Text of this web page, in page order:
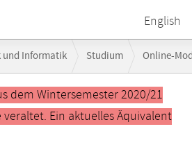
English
und Informatik Studium Online-
der Systementwicklung
dem Wintersemester 2020/21
Ein aktuelles Äquivalent